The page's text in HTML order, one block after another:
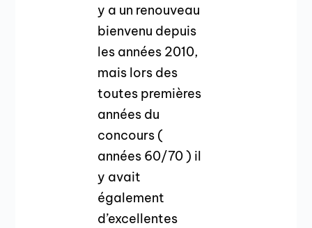
y a un renouveau
bienvenu depuis
les années 2010,
mais lors des
toutes premières
années du
concours (
années 60/70 ) il
y avait
également
d’excellentes